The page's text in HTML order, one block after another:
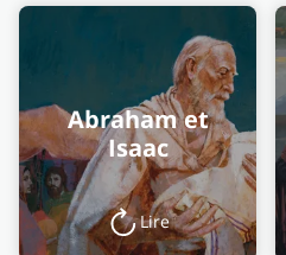
Abraham et
Isaac
Lire